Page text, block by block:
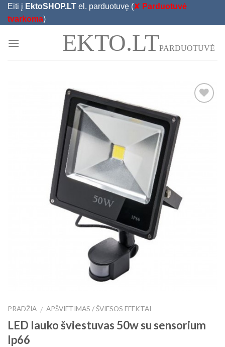
Skip
Eiti į EktoSHOP.LT el. parduotuvę (✘ Parduotuvė
tvarkoma)
EKTO.LTPARDUOTUVĖ
PRADŽIA / APŠVIETIMAS / ŠVIESOS EFEKTAI
LED lauko šviestuvas 50w su sensorium
Ip66